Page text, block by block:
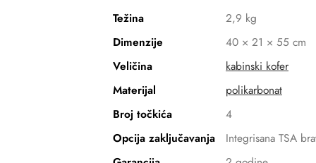
Težina
2,9 kg
Dimenzije
40 × 21 × 55 cm
Veličina
kabinski kofer
Materijal
polikarbonat
Broj točkića
4
Opcija zaključavanja
Integrisana TSA